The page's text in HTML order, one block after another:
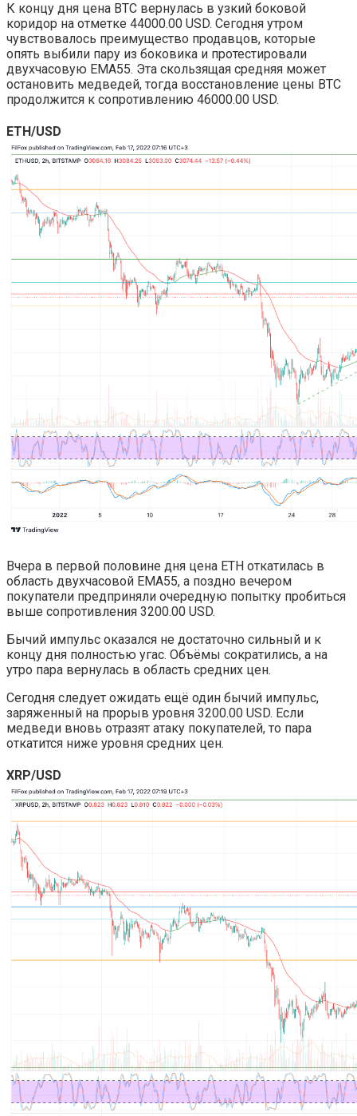
К концу дня цена BTC вернулась в узкий боковой
коридор на отметке 44000.00 USD. Сегодня утром
чувствовалось преимущество продавцов, которые
опять выбили пару из боковика и протестировали
двухчасовую EMA55. Эта скользящая средняя может
остановить медведей, тогда восстановление цены BTC
продолжится к сопротивлению 46000.00 USD.
ETH/USD
Вчера в первой половине дня цена ETH откатилась в
область двухчасовой EMA55, а поздно вечером
покупатели предприняли очередную попытку пробиться
выше сопротивления 3200.00 USD.
Бычий импульс оказался не достаточно сильный и к
концу дня полностью угас. Объёмы сократились, а на
утро пара вернулась в область средних цен.
Сегодня следует ожидать ещё один бычий импульс,
заряженный на прорыв уровня 3200.00 USD. Если
медведи вновь отразят атаку покупателей, то пара
откатится ниже уровня средних цен.
XRP/USD